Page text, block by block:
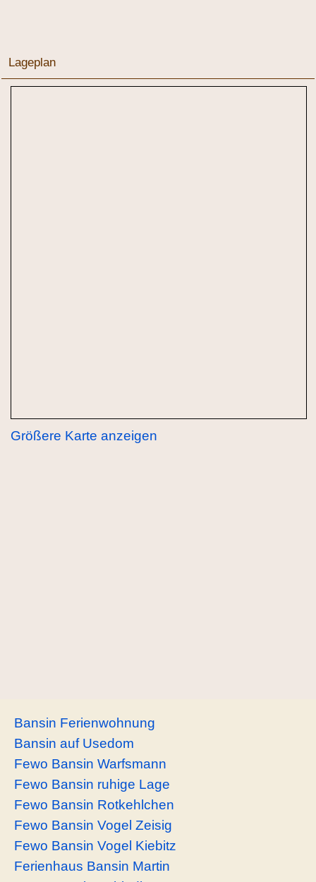
Lageplan
Größere Karte anzeigen
Bansin Ferienwohnung
Bansin auf Usedom
Fewo Bansin Warfsmann
Fewo Bansin ruhige Lage
Fewo Bansin Rotkehlchen
Fewo Bansin Vogel Zeisig
Fewo Bansin Vogel Kiebitz
Ferienhaus Bansin Martin